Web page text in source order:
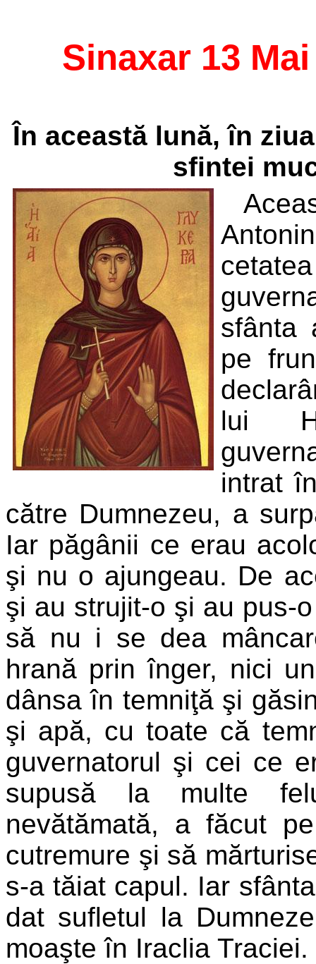
Sinaxar 13 Mai
În această lună, în
sfintei
sfânta
pe
lui
intrat
către Dumnezeu, a
Iar păgânii ce erau
şi nu o ajungeau. De
şi au strujit-o şi au pus-
să nu i se dea
hrană prin înger, nici
dânsa în temniţă şi
şi apă, cu toate că
guvernatorul şi cei ce
supusă la multe
nevătămată, a făcut
cutremure şi să
s-a tăiat capul. Iar
dat sufletul la
moaşte în Iraclia Traciei.